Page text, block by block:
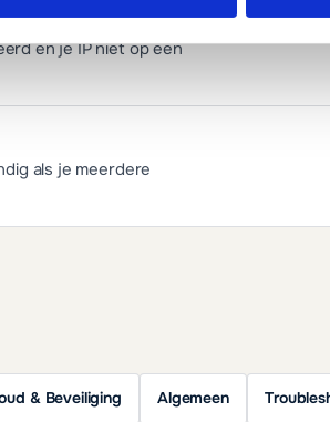
en je IP niet op een
als je meerdere
& Beveiliging Algemeen